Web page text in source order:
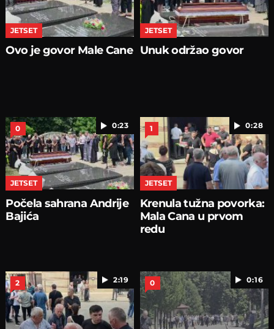
JETSET
Ovo je govor Male Cane
JETSET
Unuk održao govor
0:23
0
JETSET
Počela sahrana Andrije
Bajića
0:28
1
JETSET
Krenula tužna povorka:
Mala Cana u prvom
redu
2:19
2 0:16
0